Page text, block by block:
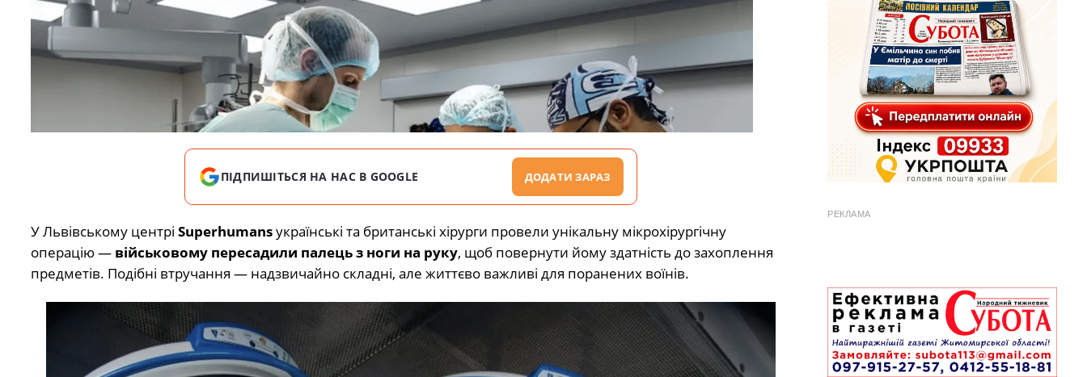
ПІДПИШІТЬСЯ НА НАС В GOOGLE ДОДАТИ ЗАРАЗ
У Львівському центрі Superhumansукраїнські та британські хірурги провели унікальну мікрохірургічну
операцію — військовому пересадили палець з ноги на руку, щоб повернути йому здатність до захоплення
предметів. Подібні втручання — надзвичайно складні, але життєво важливі для поранених воїнів.
РЕКЛАМА